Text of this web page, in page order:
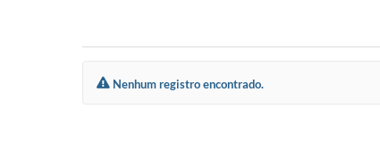
Nenhum registro encontrado.